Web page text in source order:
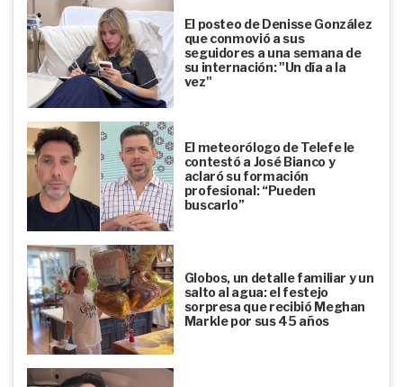
El posteo de Denisse González
que conmovió a sus
seguidores a una semana de
su internación: "Un día a la
vez"
El meteorólogo de Telefe le
contestó a José Bianco y
aclaró su formación
profesional: “Pueden
buscarlo”
Globos, un detalle familiar y un
salto al agua: el festejo
sorpresa que recibió Meghan
Markle por sus 45 años